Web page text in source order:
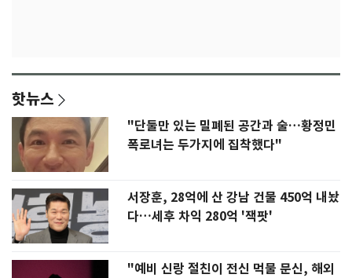
핫뉴스
"단둘만 있는 밀폐된 공간과 술…황정민
폭로녀는 두가지에 집착했다"
서장훈, 28억에 산 강남 건물 450억 내놨
다…세후 차익 280억 '잭팟'
"예비 신랑 절친이 전신 먹물 문신, 해외